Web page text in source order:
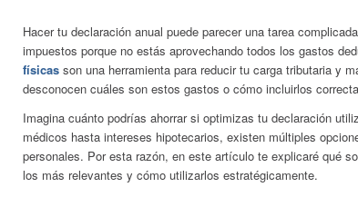
Hacer tu declaración anual puede parecer una tarea
impuestos porque no estás aprovechando todos los gastos
físicas son una herramienta para reducir tu carga tributaria y
desconocen cuáles son estos gastos o cómo incluirlos
Imagina cuánto podrías ahorrar si optimizas tu declaración
médicos hasta intereses hipotecarios, existen múltiples
personales. Por esta razón, en este artículo te explicaré qué
los más relevantes y cómo utilizarlos estratégicamente.